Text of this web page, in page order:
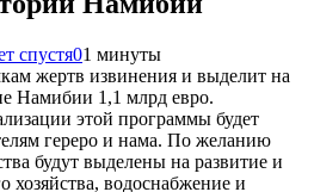
спустя01 минуты
жертв извинения и выделит на
Намибии 1,1 млрд евро.
этой программы будет
гереро и нама. По желанию
будут выделены на развитие и
хозяйства, водоснабжение и